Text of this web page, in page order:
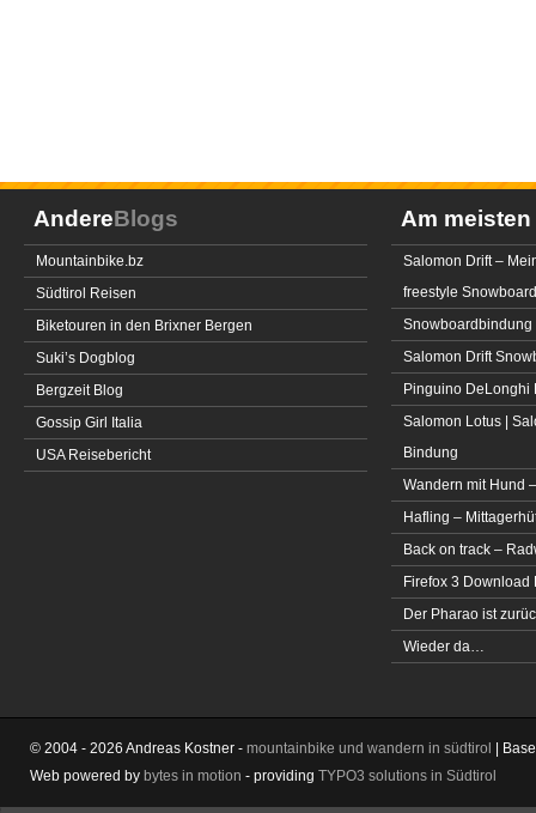
AndereBlogs
Mountainbike.bz
Südtirol Reisen
Biketouren in den Brixner Bergen
Suki’s Dogblog
Bergzeit Blog
Gossip Girl Italia
USA Reisebericht
Am meisten
Salomon Drift –
freestyle Snowboard
Snowboardbindung
Salomon Drift
Pinguino DeLonghi
Salomon Lotus |
Bindung
Wandern mit Hund
Hafling –
Back on track –
Firefox 3 Download
Der Pharao ist
Wieder da…
© 2004 - 2026 Andreas Kostner - mountainbike und wandern in südtirol |
Web powered by bytes in motion - providing TYPO3 solutions in Südtirol